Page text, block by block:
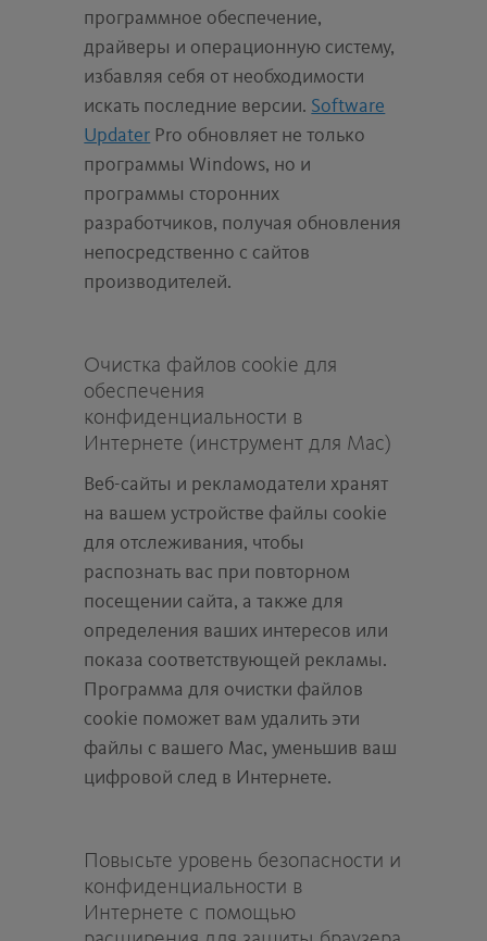
программное обеспечение,
драйверы и операционную систему,
избавляя себя от необходимости
искать последние версии. Software
Updater Pro обновляет не только
программы Windows, но и
программы сторонних
разработчиков, получая обновления
непосредственно с сайтов
производителей.
Очистка файлов cookie для
обеспечения
конфиденциальности в
Интернете (инструмент для Mac)
Веб-сайты и рекламодатели хранят
на вашем устройстве файлы cookie
для отслеживания, чтобы
распознать вас при повторном
посещении сайта, а также для
определения ваших интересов или
показа соответствующей рекламы.
Программа для очистки файлов
cookie поможет вам удалить эти
файлы с вашего Mac, уменьшив ваш
цифровой след в Интернете.
Повысьте уровень безопасности и
конфиденциальности в
Интернете с помощью